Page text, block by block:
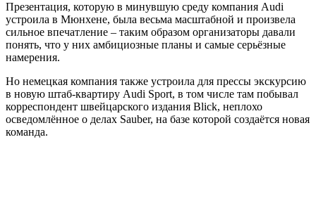
Презентация, которую в минувшую среду компания Audi
устроила в Мюнхене, была весьма масштабной и произвела
сильное впечатление – таким образом организаторы давали
понять, что у них амбициозные планы и самые серьёзные
намерения.
Но немецкая компания также устроила для прессы экскурсию
в новую штаб-квартиру Audi Sport, в том числе там побывал
корреспондент швейцарского издания Blick, неплохо
осведомлённое о делах Sauber, на базе которой создаётся новая
команда.